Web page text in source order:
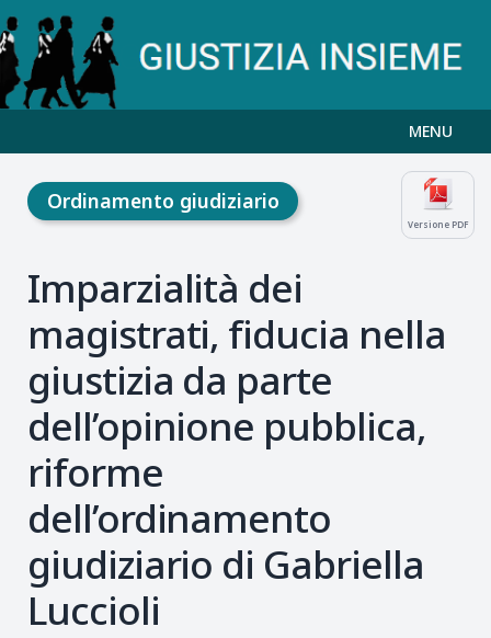
MENU
Versione PDF
Ordinamento giudiziario
Imparzialità dei
magistrati, fiducia nella
giustizia da parte
dell’opinione pubblica,
riforme
dell’ordinamento
giudiziario di Gabriella
Luccioli